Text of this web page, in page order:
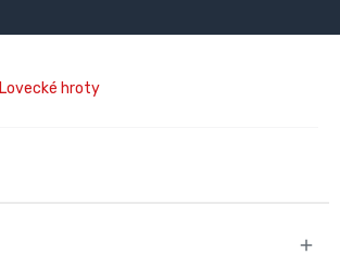
Lovecké hroty
